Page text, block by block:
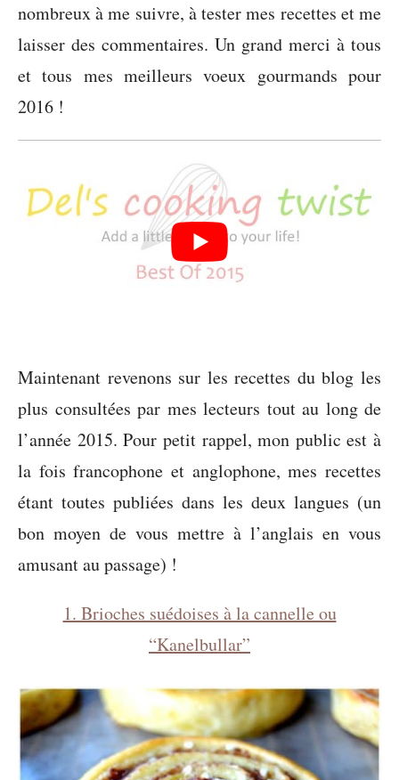
nombreux à me suivre, à tester mes recettes et me
laisser des commentaires. Un grand merci à tous
et tous mes meilleurs voeux gourmands pour
2016 !
Maintenant revenons sur les recettes du blog les
plus consultées par mes lecteurs tout au long de
l’année 2015. Pour petit rappel, mon public est à
la fois francophone et anglophone, mes recettes
étant toutes publiées dans les deux langues (un
bon moyen de vous mettre à l’anglais en vous
amusant au passage) !
1. Brioches suédoises à la cannelle ou
“Kanelbullar”